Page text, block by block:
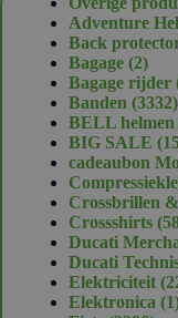
Adventure
Back
Bagage 22
Bagage rijder
Banden 3332
BELL helmen
BIG SALE
cadeaubon
Crossbrillen
Crossshirts
Ducati
Ducati
Elektriciteit
Elektronica 1